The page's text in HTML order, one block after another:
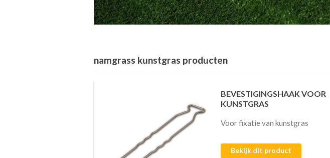
namgrass kunstgras producten
BEVESTIGINGSHAAK VOOR
KUNSTGRAS
Voor fixatie van kunstgras
Bekijk dit product